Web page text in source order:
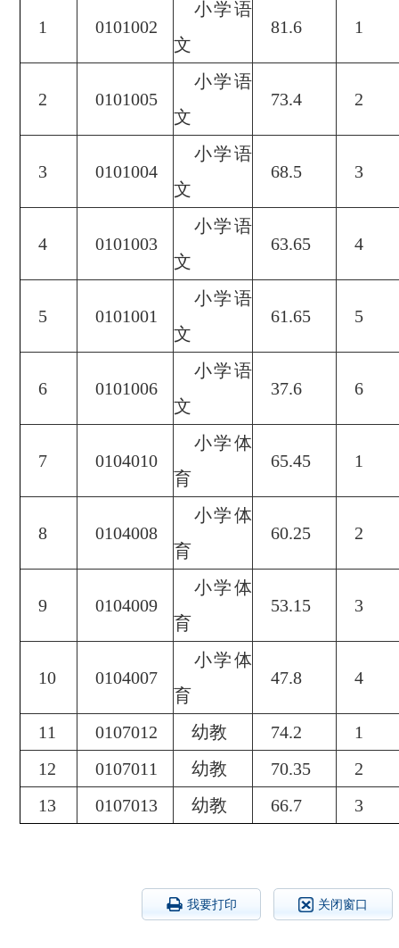
1 0101002
小学语
文
81.6 1
2 0101005
小学语
文
73.4 2
3 0101004
小学语
文
68.5 3
4 0101003
小学语
文
63.65 4
5 0101001
小学语
文
61.65 5
6 0101006
小学语
文
37.6 6
7 0104010
小学体
育
65.45 1
8 0104008
小学体
育
60.25 2
9 0104009
小学体
育
53.15 3
10 0104007
小学体
育
47.8 4
11 0107012 幼教 74.2
1
12
0107011 幼教 70.35
2
13
0107013 幼教 66.7 3
我要打印 关闭窗口